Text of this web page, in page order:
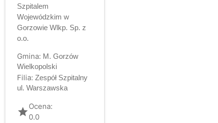
Szpitalem
Wojewódzkim w
Gorzowie Wlkp. Sp. z
o.o.
Gmina: M. Gorzów
Wielkopolski
Filia: Zespół Szpitalny
ul. Warszawska
gradeOcena:
0.0